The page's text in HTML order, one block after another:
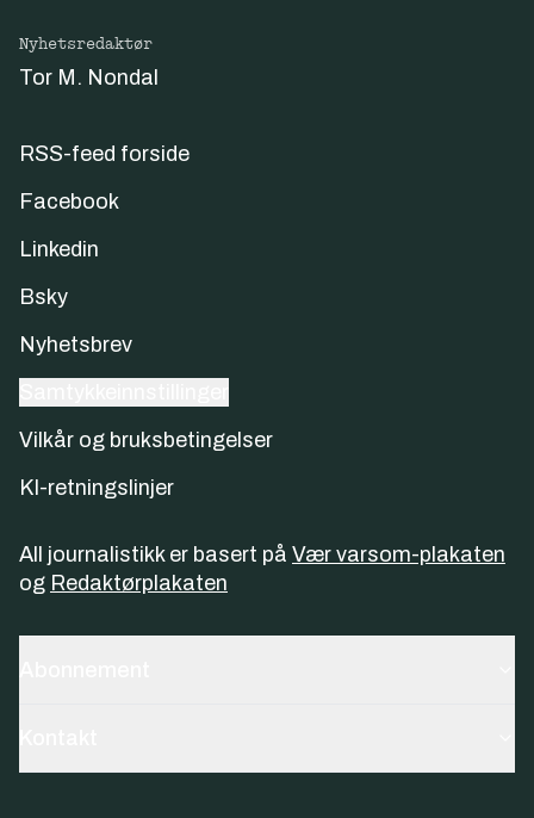
Nyhetsredaktør
Tor M. Nondal
RSS-feed forside
Facebook
Linkedin
Bsky
Nyhetsbrev
Vilkår og bruksbetingelser
KI-retningslinjer
All journalistikk er basert på Vær varsom-plakaten
og Redaktørplakaten